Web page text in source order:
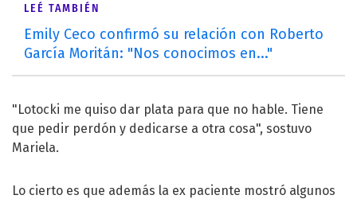
LEÉ TAMBIÉN
Emily Ceco confirmó su relación con Roberto
García Moritán: "Nos conocimos en..."
"Lotocki me quiso dar plata para que no hable. Tiene
que pedir perdón y dedicarse a otra cosa", sostuvo
Mariela.
Lo cierto es que además la ex paciente mostró algunos